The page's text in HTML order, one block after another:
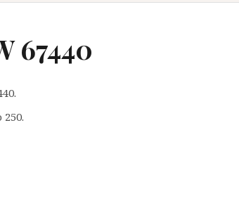
67440